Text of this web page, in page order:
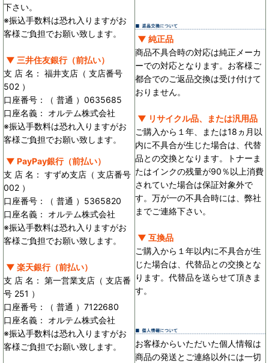
下さい。
※振込手数料は恐れ入りますがお
客様ご負担でお願い致します。
▼ 三井住友銀行（前払い）
支 店 名： 福井支店（ 支店番号
502 ）
口座番号：（ 普通 ）0635685
口座名義： オルテム株式会社
※振込手数料は恐れ入りますがお
客様ご負担でお願い致します。
▼ PayPay銀行（前払い）
支 店 名： すずめ支店（ 支店番号
002 ）
口座番号：（ 普通 ）5365820
口座名義： オルテム株式会社
※振込手数料は恐れ入りますがお
客様ご負担でお願い致します。
▼ 楽天銀行（前払い）
支 店 名： 第一営業支店（ 支店番
号 251 ）
口座番号：（ 普通 ）7122680
口座名義： オルテム株式会社
※振込手数料は恐れ入りますがお
客様ご負担でお願い致します。
▼ 純正品
商品不具合時の対応は純正メーカ
ーでの対応となります。お客様ご
都合でのご返品交換は受け付けて
おりません。
▼ リサイクル品、または汎用品
ご購入から１年、または18ヵ月以
内に不具合が生じた場合は、代替
品との交換となります。トナーま
たはインクの残量が90％以上消費
されていた場合は保証対象外で
す。万が一の不具合時には、弊社
までご連絡下さい。
▼ 互換品
ご購入から１年以内に不具合が生
じた場合は、代替品との交換とな
ります。代替品を送らせて頂きま
す。
お客様からいただいた個人情報は
商品の発送とご連絡以外には一切